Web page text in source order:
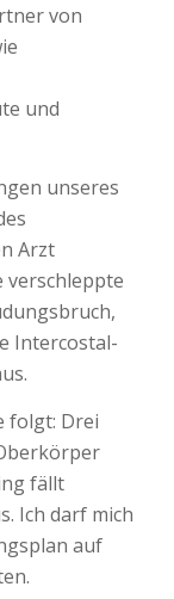
von
und
unseres
Arzt
verschleppte
Intercostal-
folgt: Drei
fällt
Ich darf mich
auf